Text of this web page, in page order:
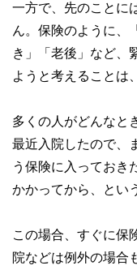
一方で、先のことに
ん。保険のように、
き」「老後」など、
ようと考えることは
多くの人がどんなと
最近入院したので、
う保険に入っておき
かかってから、とい
この場合、すぐに保
院などは例外の場合